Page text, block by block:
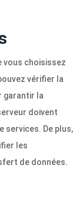
vous choisissez
vérifier la
garantir la
doivent
services. De plus,
les
de données.